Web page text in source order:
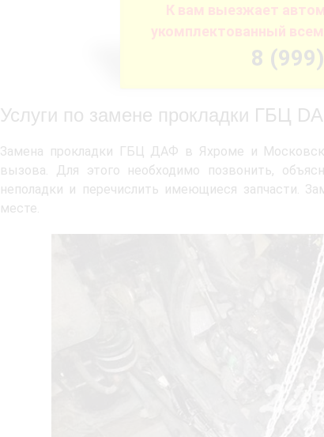
К вам выезжает
укомплектованный
8
Услуги по замене прокладки ГБЦ
Замена прокладки ГБЦ ДАФ в Яхроме и
вызова. Для этого необходимо позвонить,
неполадки и перечислить имеющиеся запчасти.
месте.